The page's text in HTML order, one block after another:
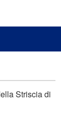
Striscia di